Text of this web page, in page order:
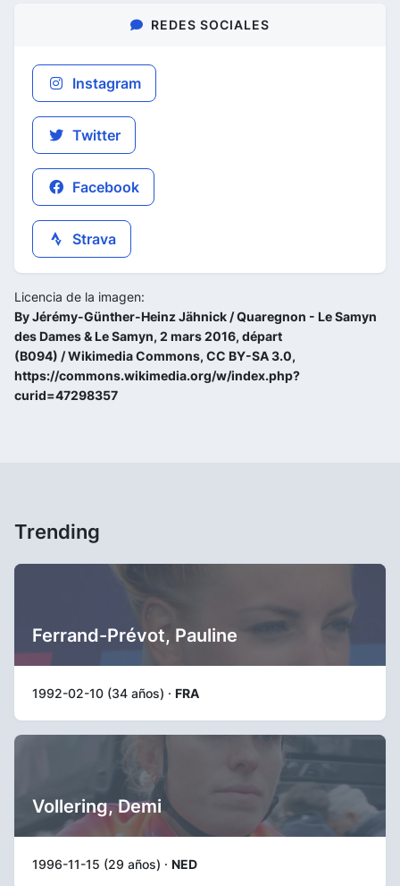
REDES SOCIALES
Instagram
Twitter
Facebook
Strava
Licencia de la imagen:
By Jérémy-Günther-Heinz Jähnick / Quaregnon - Le Samyn
des Dames & Le Samyn, 2 mars 2016, départ
(B094) / Wikimedia Commons, CC BY-SA 3.0,
https://commons.wikimedia.org/w/index.php?
curid=47298357
Trending
Ferrand-Prévot, Pauline
1992-02-10 (34 años) · FRA
Vollering, Demi
1996-11-15 (29 años) · NED